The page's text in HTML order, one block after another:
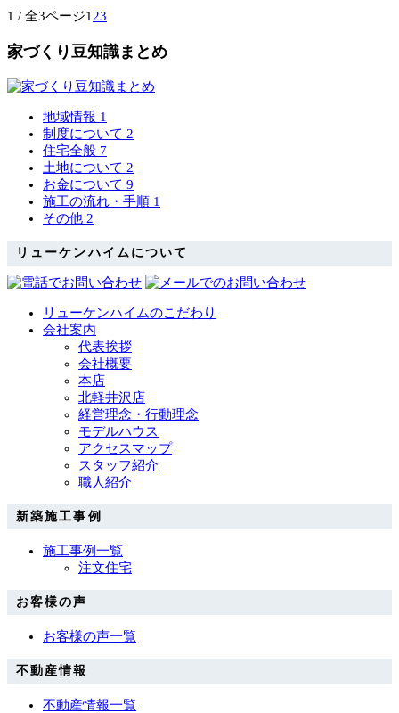
1 / 全3ページ123
家づくり豆知識まとめ
地域情報 1
制度について 2
住宅全般 7
土地について 2
お金について 9
施工の流れ・手順 1
その他 2
リューケンハイムについて
リューケンハイムのこだわり
会社案内
代表挨拶
会社概要
本店
北軽井沢店
経営理念・行動理念
モデルハウス
アクセスマップ
スタッフ紹介
職人紹介
新築施工事例
施工事例一覧
注文住宅
お客様の声
お客様の声一覧
不動産情報
不動産情報一覧